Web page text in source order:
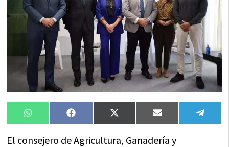
Compartir
en
WhatsAppCompartir
en
FacebookCompartir
en
X
(Twitter)
Compartir
en
Email
en
El consejero de Agricultura, Ganadería y